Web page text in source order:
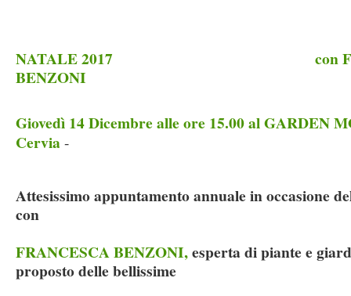
NATALE 2017 con
BENZONI
Giovedì 14 Dicembre alle ore 15.00 al GARDEN
Cervia-
Attesissimo appuntamento annuale in occasione
con
FRANCESCA BENZONI,esperta di piante e
proposto delle bellissime